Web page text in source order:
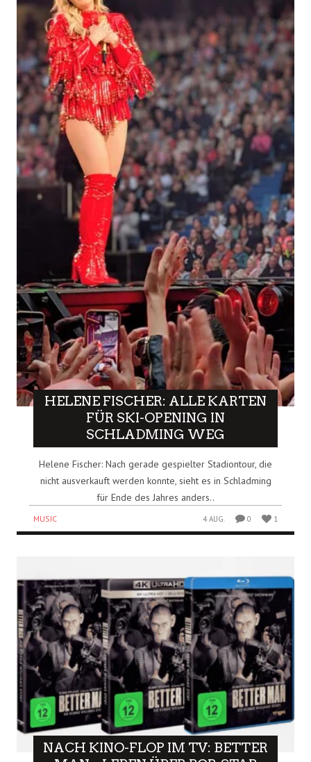
HELENE FISCHER: ALLE KARTEN
FÜR SKI-OPENING IN
SCHLADMING WEG
Helene Fischer: Nach gerade gespielter Stadiontour, die
nicht ausverkauft werden konnte, sieht es in Schladming
für Ende des Jahres anders..
MUSIC 4 AUG. 0 1
NACH KINO-FLOP IM TV: BETTER